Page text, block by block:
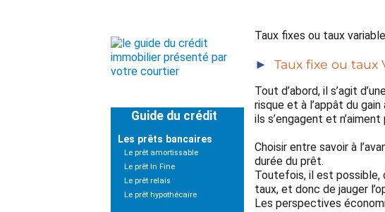
Guide du crédit
Les prêts bancaires
Le prêt amortissable
Le prêt In Fine
Le prêt relais
Le prêt hypothécaire
Taux fixes ou taux
Taux fixe ou taux
Tout d’abord, il s’agit
risque et à l’appât du
ils s’engagent et
Choisir entre savoir à
durée du prêt.
Toutefois, il est possible,
taux, et donc de jauger
Les perspectives